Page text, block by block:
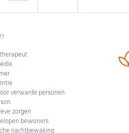
verwarde personen
zorgen
bewoners
nachtbewaking